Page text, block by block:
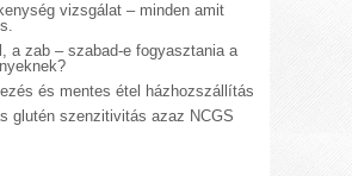
vizsgálat – minden amit
a zab – szabad-e fogyasztania a
és mentes étel házhozszállítás
glutén szenzitivitás azaz NCGS